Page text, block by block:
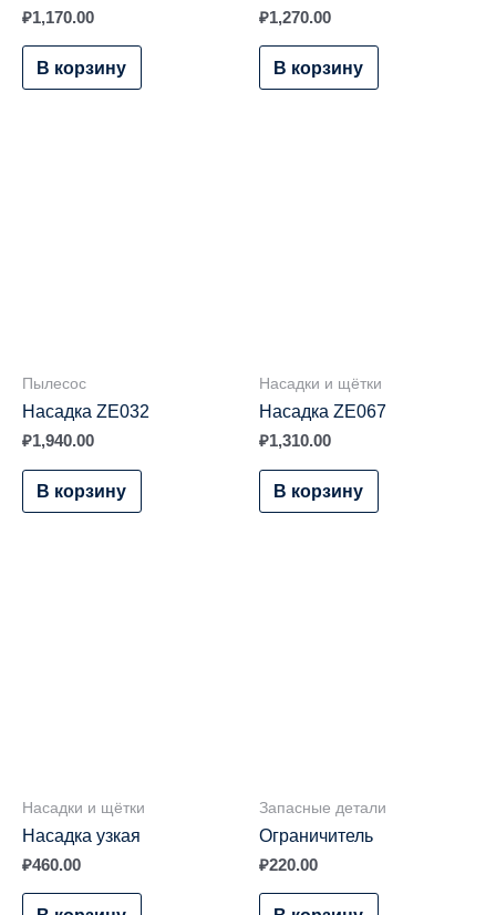
₽1,170.00
В корзину
₽1,270.00
В корзину
Пылесос
Насадка ZE032
₽1,940.00
В корзину
Насадки и щётки
Насадка ZE067
₽1,310.00
В корзину
Насадки и щётки
Насадка узкая
₽460.00
Запасные детали
Ограничитель
₽220.00